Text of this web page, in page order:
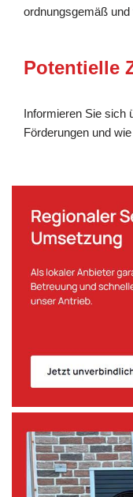
ordnungsgemäß
Potentielle
Informieren Sie sich
Förderungen und